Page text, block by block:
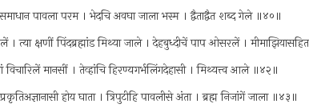
समाधान पावला परम । भेदचि अवघा जाला भस्म । द्वैताद्वैत शब्द गेले ॥४०॥
। त्या क्षणीं पिंदब्रह्मांड मिथ्या जाले । देहबुध्दीचें पाप ओसरलें ।
मानसीं । तेव्हांचि हिरण्यगर्भलिंगदेहासी । मिथ्यत्त्व आले ॥४२॥
होय घाता । त्रिपुटीहि पावलीसे अंता । ब्रह्म निजांगें जाला ॥४३॥